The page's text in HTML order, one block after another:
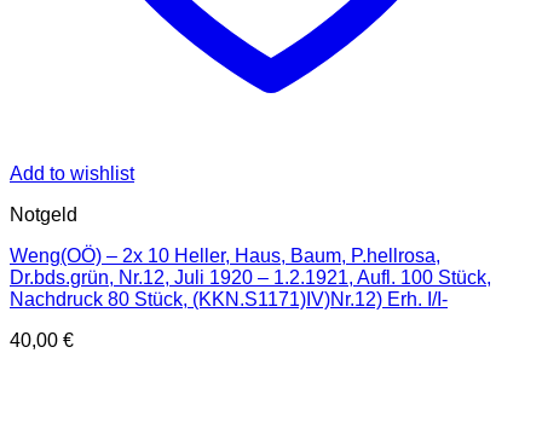
Add to wishlist
Notgeld
Weng(OÖ) – 2x 10 Heller, Haus, Baum, P.hellrosa,
Dr.bds.grün, Nr.12, Juli 1920 – 1.2.1921, Aufl. 100 Stück,
Nachdruck 80 Stück, (KKN.S1171)IV)Nr.12) Erh. I/I-
40,00 €